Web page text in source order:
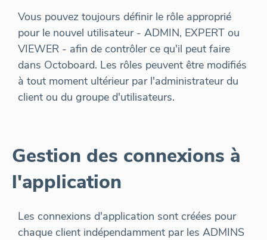
Vous pouvez toujours définir le rôle approprié
pour le nouvel utilisateur - ADMIN, EXPERT ou
VIEWER - afin de contrôler ce qu'il peut faire
dans Octoboard. Les rôles peuvent être modifiés
à tout moment ultérieur par l'administrateur du
client ou du groupe d'utilisateurs.
Gestion des connexions à
l'application
Les connexions d'application sont créées pour
chaque client indépendamment par les ADMINS